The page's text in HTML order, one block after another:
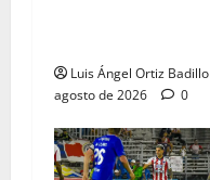
Luis Ángel Ortiz Badillo
agosto de 2026
0